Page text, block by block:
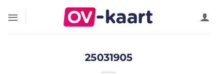
naar
25031905